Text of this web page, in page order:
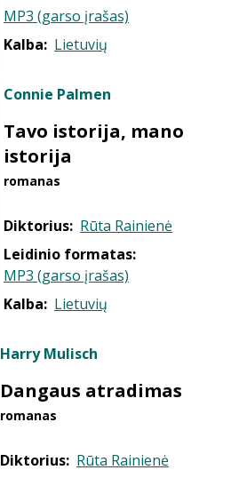
MP3 (garso įrašas)
Kalba: Lietuvių
Connie Palmen
Tavo istorija, mano
istorija
romanas
Diktorius: Rūta Rainienė
Leidinio formatas:
MP3 (garso įrašas)
Kalba: Lietuvių
Harry Mulisch
Dangaus atradimas
romanas
Diktorius: Rūta Rainienė